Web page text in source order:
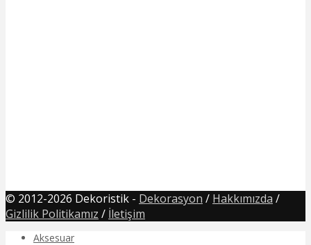
© 2012-2026 Dekoristik - Dekorasyon / Hakkımızda /
Gizlilik Politikamız / İletişim
Aksesuar